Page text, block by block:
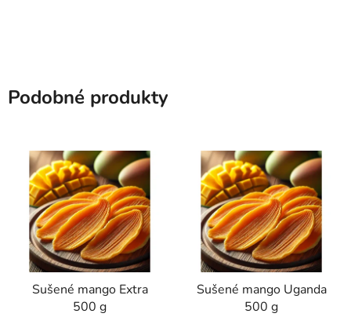
Podobné produkty
Sušené mango Extra
500 g
Sušené mango Uganda
500 g